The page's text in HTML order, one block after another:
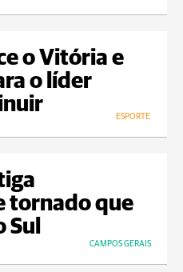
o Vitória e
o líder
ESPORTE
tornado que
CAMPOS GERAIS